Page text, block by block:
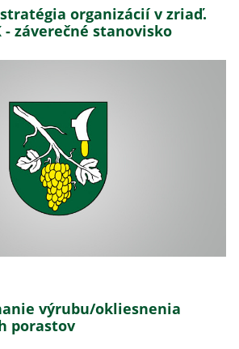
organizácií v zriaď.
- záverečné stanovisko
výrubu/okliesnenia
porastov